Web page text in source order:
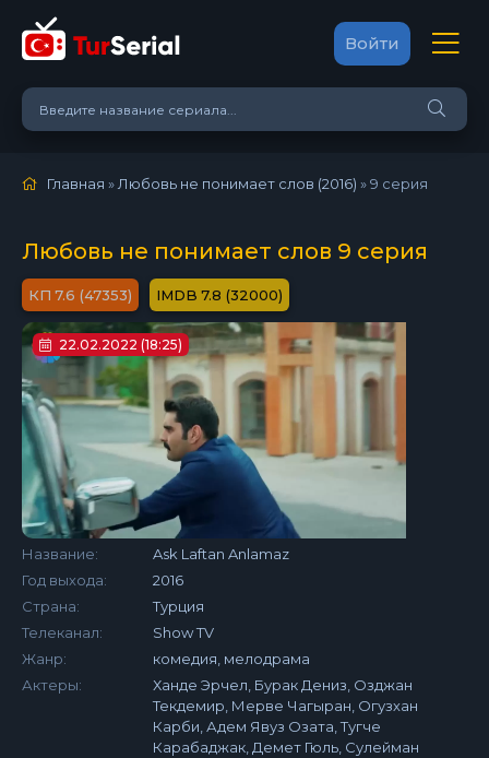
Войти
Главная » Любовь не понимает слов (2016) »9 серия
Любовь не понимает слов 9 серия
7.6 (47353) 7.8 (32000)
22.02.2022 (18:25)
Название:
Ask Laftan Anlamaz
Год выхода:
2016
Страна:
Турция
Телеканал:
Show TV
Жанр:
комедия, мелодрама
Актеры:
Ханде Эрчел, Бурак Дениз, Озджан
Текдемир, Мерве Чагыран, Огузхан
Карби, Адем Явуз Озата, Тугче
Карабаджак, Демет Гюль, Сулейман